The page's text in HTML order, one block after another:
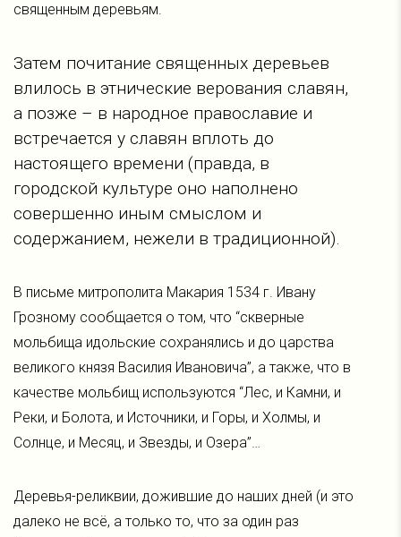
священным деревьям.
Затем почитание священных деревьев
влилось в этнические верования славян,
а позже – в народное православие и
встречается у славян вплоть до
настоящего времени (правда, в
городской культуре оно наполнено
совершенно иным смыслом и
содержанием, нежели в традиционной).
В письме митрополита Макария 1534 г. Ивану
Грозному сообщается о том, что “скверные
мольбища идольские сохранялись и до царства
великого князя Василия Ивановича”, а также, что в
качестве мольбищ используются “Лес, и Камни, и
Реки, и Болота, и Источники, и Горы, и Холмы, и
Солнце, и Месяц, и Звезды, и Озера”…
Деревья-реликвии, дожившие до наших дней (и это
далеко не всё, а только то, что за один раз